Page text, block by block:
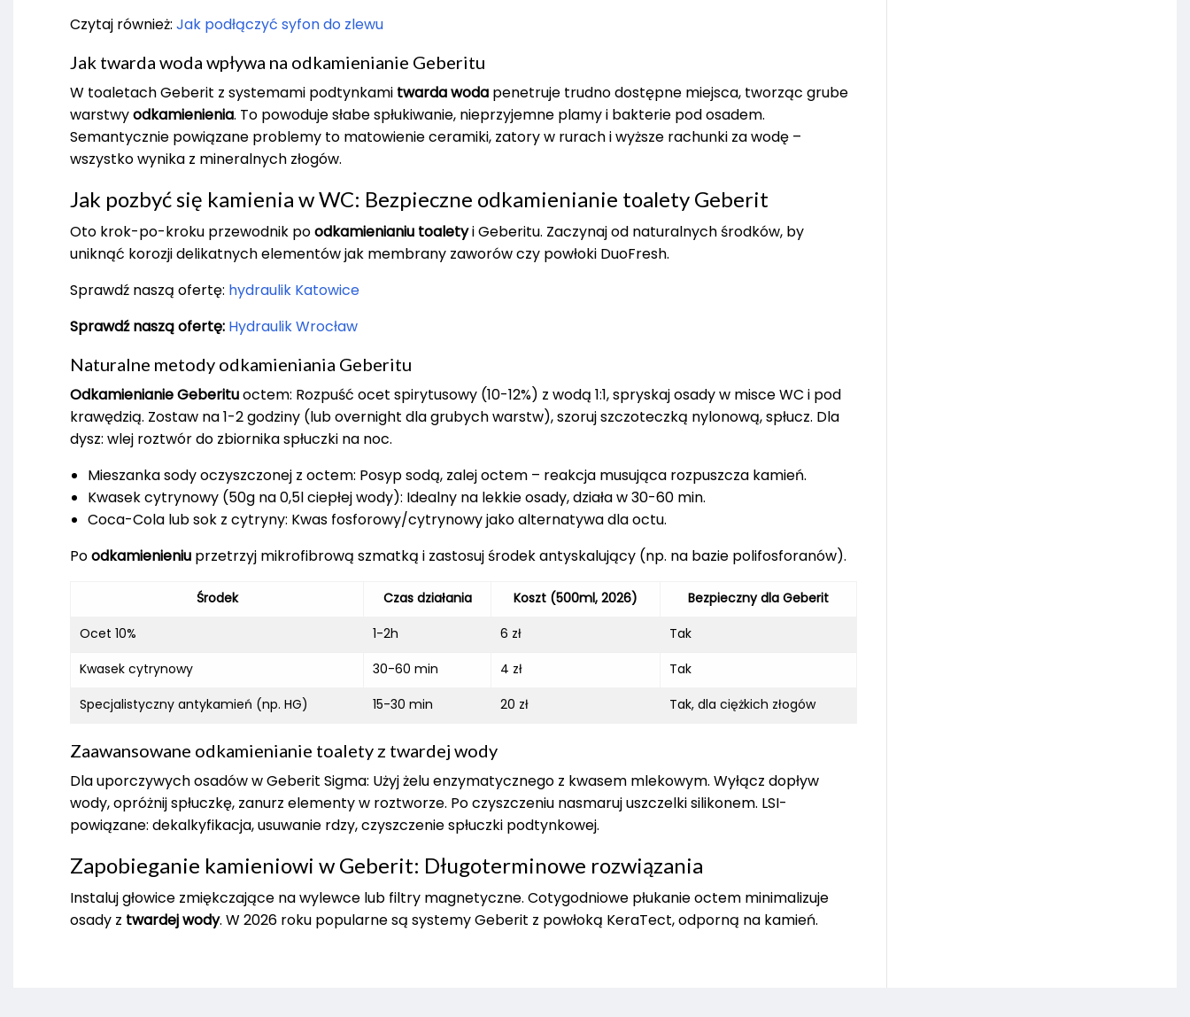
Czytaj również: Jak podłączyć syfon do zlewu
Jak twarda woda wpływa na odkamienianie Geberitu
W toaletach Geberit z systemami podtynkami twarda woda penetruje trudno dostępne miejsca, tworząc grube
warstwyodkamienienia. To powoduje słabe spłukiwanie, nieprzyjemne plamy i bakterie pod osadem.
Semantycznie powiązane problemy to matowienie ceramiki, zatory w rurach i wyższe rachunki za wodę –
wszystko wynika z mineralnych złogów.
Jak pozbyć się kamienia w WC: Bezpieczne odkamienianie toalety Geberit
Oto krok-po-kroku przewodnik poodkamienianiu toaletyi Geberitu. Zaczynaj od naturalnych środków, by
uniknąć korozji delikatnych elementów jak membrany zaworów czy powłoki DuoFresh.
Sprawdź naszą ofertę: hydraulik Katowice
Sprawdź naszą ofertę: Hydraulik Wrocław
Naturalne metody odkamieniania Geberitu
Odkamienianie Geberituoctem: Rozpuść ocet spirytusowy (10-12%) z wodą 1:1, spryskaj osady w misce WC i pod
krawędzią. Zostaw na 1-2 godziny (lub overnight dla grubych warstw), szoruj szczoteczką nylonową, spłucz. Dla
dysz: wlej roztwór do zbiornika spłuczki na noc.
Mieszanka sody oczyszczonej z octem: Posyp sodą, zalej octem – reakcja musująca rozpuszcza kamień.
Kwasek cytrynowy (50g na 0,5l ciepłej wody): Idealny na lekkie osady, działa w 30-60 min.
Coca-Cola lub sok z cytryny: Kwas fosforowy/cytrynowy jako alternatywa dla octu.
Poodkamienieniu przetrzyj mikrofibrową szmatką i zastosuj środek antyskalujący (np. na bazie polifosforanów).
Środek Czas działania Koszt (500ml, 2026)
Bezpieczny dla Geberit
Ocet 10%
1-2h 6 zł
Tak
Kwasek cytrynowy
30-60 min 4 zł
Tak
Specjalistyczny antykamień (np. HG)
15-30 min 20 zł Tak, dla ciężkich złogów
Zaawansowane odkamienianie toalety z twardej wody
Dla uporczywych osadów w Geberit Sigma: Użyj żelu enzymatycznego z kwasem mlekowym. Wyłącz dopływ
wody, opróżnij spłuczkę, zanurz elementy w roztworze. Po czyszczeniu nasmaruj uszczelki silikonem. LSI-
powiązane: dekalkyfikacja, usuwanie rdzy, czyszczenie spłuczki podtynkowej.
Zapobieganie kamieniowi w Geberit: Długoterminowe rozwiązania
Instaluj głowice zmiękczające na wylewce lub filtry magnetyczne. Cotygodniowe płukanie octem minimalizuje
osady z twardej wody. W 2026 roku popularne są systemy Geberit z powłoką KeraTect, odporną na kamień.